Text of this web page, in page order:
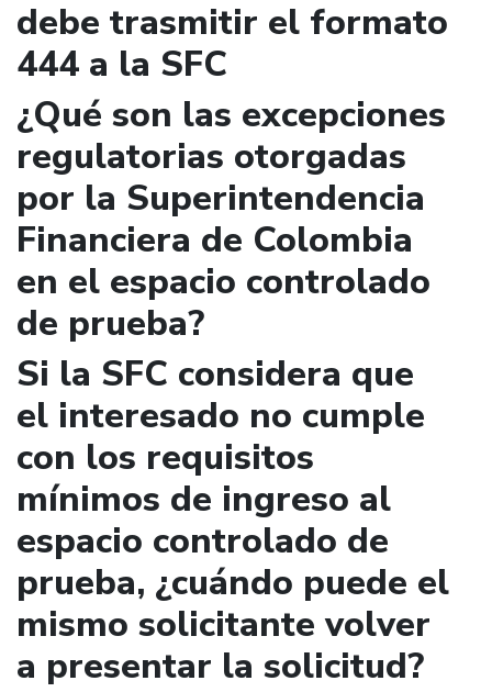
debe trasmitir el formato
444 a la SFC
¿Qué son las excepciones
regulatorias otorgadas
por la Superintendencia
Financiera de Colombia
en el espacio controlado
de prueba?
Si la SFC considera que
el interesado no cumple
con los requisitos
mínimos de ingreso al
espacio controlado de
prueba, ¿cuándo puede el
mismo solicitante volver
a presentar la solicitud?